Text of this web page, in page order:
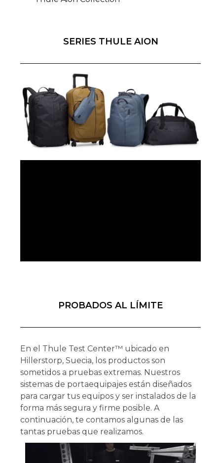
SERIES THULE AION
PROBADOS AL LÍMITE
En el Thule Test Center™ ubicado en
Hillerstorp, Suecia, los productos son
sometidos a pruebas extremas. Nuestros
sistemas de portaequipajes están diseñados
para cargar tus equipos y ser instalados de la
forma más segura y firme posible. A
continuación, te contamos algunas de las
tantas pruebas que realizamos.